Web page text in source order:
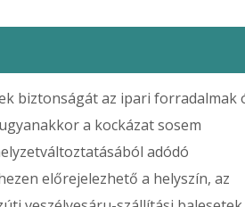
biztonságát az ipari forradalmak
a kockázat sosem
adódó
előrejelezhető a helyszín, az